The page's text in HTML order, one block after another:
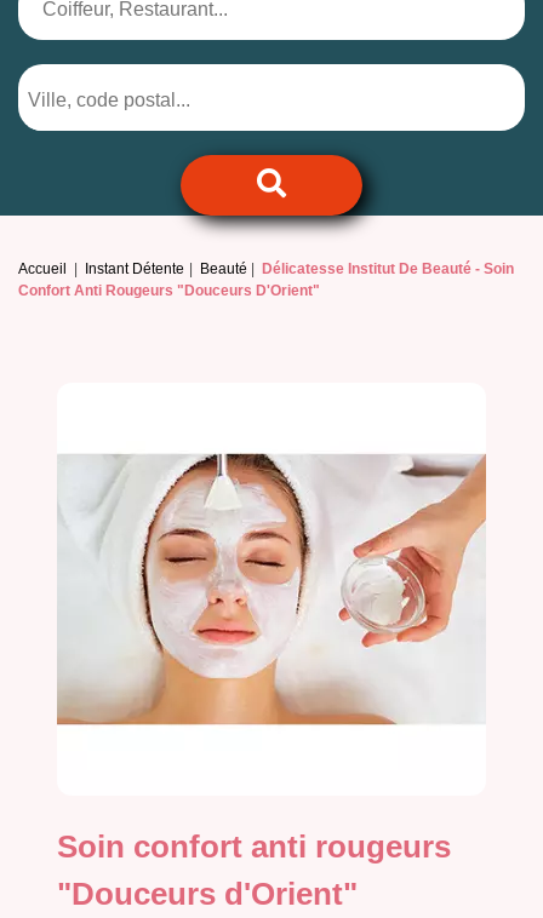
Accueil Instant Détente Beauté Délicatesse Institut De Beauté -Soin
Confort Anti Rougeurs "Douceurs D'Orient"
Soin confort anti rougeurs
"Douceurs d'Orient"